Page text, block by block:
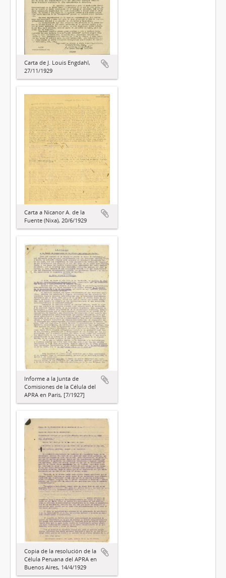
Carta de J. Louis Engdahl,
27/11/1929
Carta a Nicanor A. de la
Fuente (Nixa), 20/6/1929
Informe a la Junta de
Comisiones de la Célula del
APRA en París, [7/1927]
Copia de la resolución de la
Célula Peruana del APRA en
Buenos Aires, 14/4/1929